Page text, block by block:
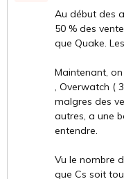
Au début des
50 % des
que Quake.
Maintenant,
, Overwatch (
malgres des
autres, a une
entendre.
Vu le nombre
que Cs soit